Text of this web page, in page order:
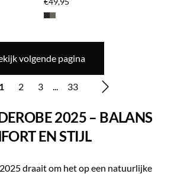
volgende pagina
1 2 3 ... 33
2025 – BALANS
EN STIJL
draait om het op een natuurlijke